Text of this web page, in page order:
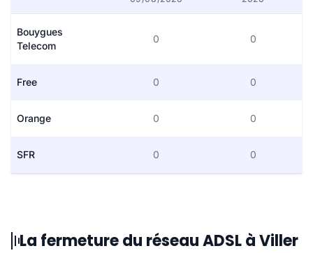
Bouygues
Telecom
0 0
Free 0 0
Orange 0 0
SFR 0 0
La fermeture du réseau ADSL à Viller